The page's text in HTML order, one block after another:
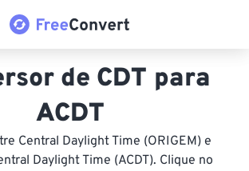
de CDT para
ACDT
Central Daylight Time (ORIGEM) e
Daylight Time (ACDT). Clique no